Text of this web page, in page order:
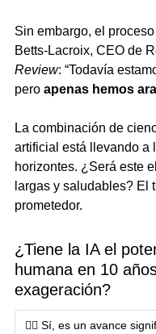
Sin embargo, el
Betts-Lacroix, CEO de
Review: “Todavía
pero apenas hemos
La combinación de
artificial está llevando a
horizontes. ¿Será este
largas y saludables? El
prometedor.
¿Tiene la IA el
humana en 10
exageración?
🙂‍↕️ Sí, es un avance